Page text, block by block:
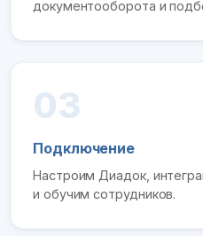
документооборота и
03
Подключение
Настроим Диадок,
и обучим сотрудников.